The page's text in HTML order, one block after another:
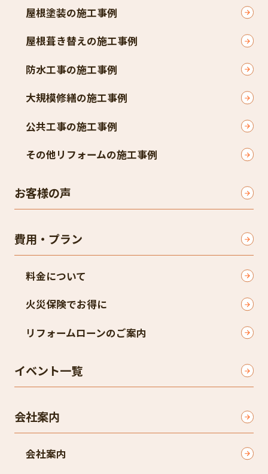
屋根塗装の施工事例
屋根葺き替えの施工事例
防水工事の施工事例
大規模修繕の施工事例
公共工事の施工事例
その他リフォームの施工事例
お客様の声
費用・プラン
料金について
火災保険でお得に
リフォームローンのご案内
イベント一覧
会社案内
会社案内